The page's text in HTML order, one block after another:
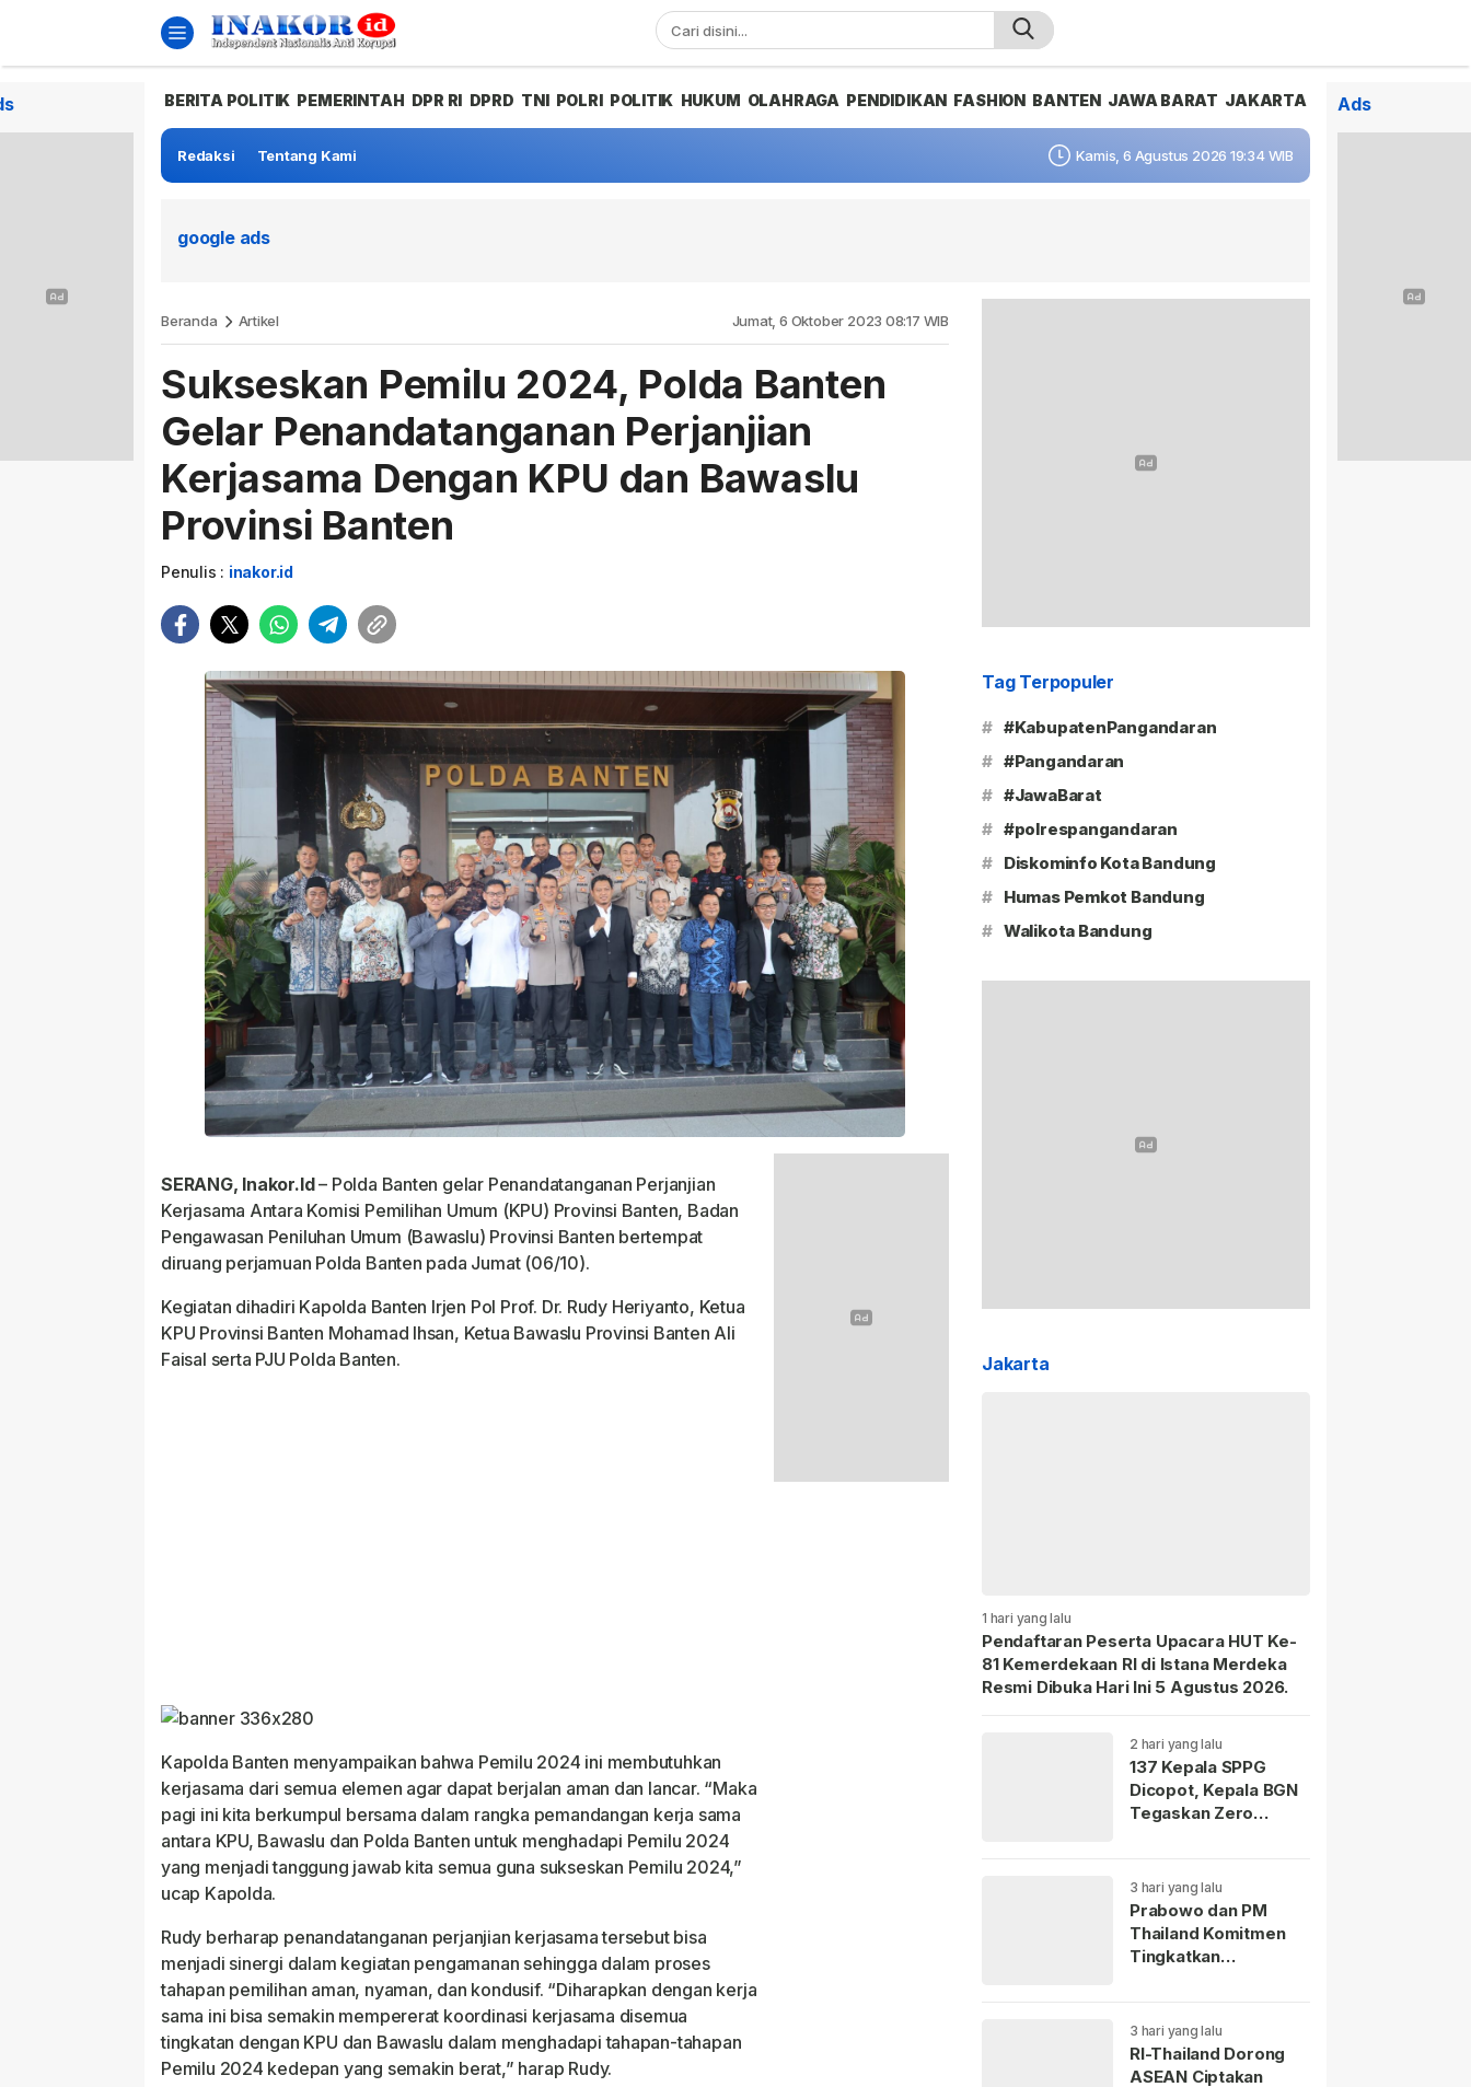
BERITA POLITIK PEMERINTAH DPR RI DPRD TNI POLRI POLITIK HUKUM OLAHRAGA PENDIDIKAN FASHION BANTEN JAWA BARAT JAKARTA
Redaksi Tentang Kami Kamis, 6 Agustus 2026 19:34 WIB
google ads
Beranda Artikel Jumat, 6 Oktober 2023 08:17 WIB
Sukseskan Pemilu 2024, Polda Banten
Gelar Penandatanganan Perjanjian
Kerjasama Dengan KPU dan Bawaslu
Provinsi Banten
Penulis : inakor.id
SERANG, Inakor.Id– Polda Banten gelar Penandatanganan Perjanjian
Kerjasama Antara Komisi Pemilihan Umum (KPU) Provinsi Banten, Badan
Pengawasan Peniluhan Umum (Bawaslu) Provinsi Banten bertempat
diruang perjamuan Polda Banten pada Jumat (06/10).
Kegiatan dihadiri Kapolda Banten Irjen Pol Prof. Dr. Rudy Heriyanto, Ketua
KPU Provinsi Banten Mohamad Ihsan, Ketua Bawaslu Provinsi Banten Ali
Faisal serta PJU Polda Banten.
Kapolda Banten menyampaikan bahwa Pemilu 2024 ini membutuhkan
kerjasama dari semua elemen agar dapat berjalan aman dan lancar. “Maka
pagi ini kita berkumpul bersama dalam rangka pemandangan kerja sama
antara KPU, Bawaslu dan Polda Banten untuk menghadapi Pemilu 2024
yang menjadi tanggung jawab kita semua guna sukseskan Pemilu 2024,”
ucap Kapolda.
Rudy berharap penandatanganan perjanjian kerjasama tersebut bisa
menjadi sinergi dalam kegiatan pengamanan sehingga dalam proses
tahapan pemilihan aman, nyaman, dan kondusif. “Diharapkan dengan kerja
sama ini bisa semakin mempererat koordinasi kerjasama disemua
tingkatan dengan KPU dan Bawaslu dalam menghadapi tahapan-tahapan
Pemilu 2024 kedepan yang semakin berat,” harap Rudy.
Tag Terpopuler
# #KabupatenPangandaran
# #Pangandaran
# #JawaBarat
# #polrespangandaran
# Diskominfo Kota Bandung
# Humas Pemkot Bandung
# Walikota Bandung
Jakarta
1 hari yang lalu
Pendaftaran Peserta Upacara HUT Ke-
81 Kemerdekaan RI di Istana Merdeka
Resmi Dibuka Hari Ini 5 Agustus 2026.
2 hari yang lalu
137 Kepala SPPG
Dicopot, Kepala BGN
Tegaskan Zero
3 hari yang lalu
Prabowo dan PM
Thailand Komitmen
Tingkatkan
2030.
3 hari yang lalu
RI-Thailand Dorong
ASEAN Ciptakan
Ads